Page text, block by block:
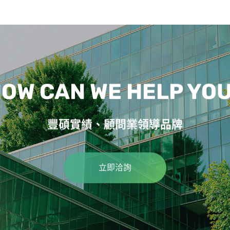
CAN WE HELP
豐碩實績、顧問業領導品牌
立即洽詢